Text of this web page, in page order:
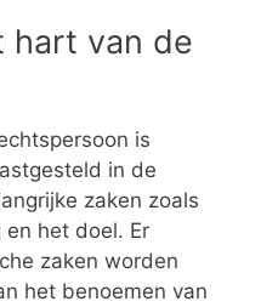
hart van de
is
in de
zaken zoals
het doel. Er
zaken worden
het benoemen van